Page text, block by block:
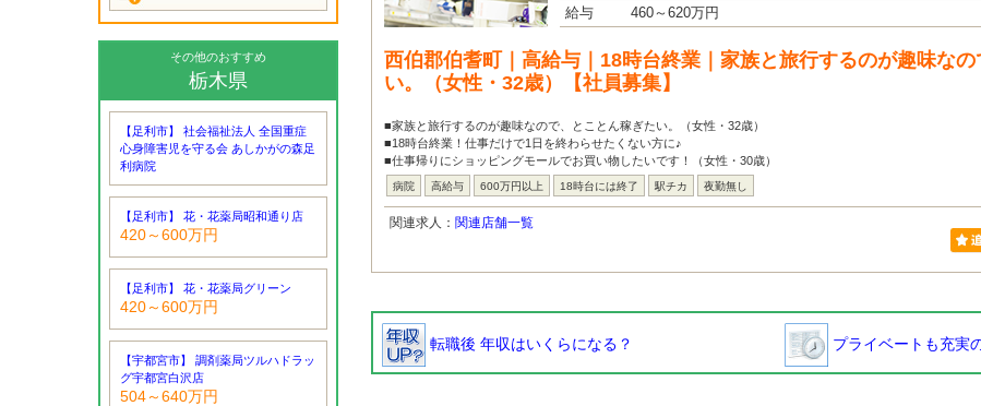
その他のおすすめ
栃木県
【足利市】 社会福祉法人 全国重症
心身障害児を守る会 あしかがの森足
利病院
【足利市】 花・花薬局昭和通り店
420～600万円
【足利市】 花・花薬局グリーン
420～600万円
【宇都宮市】 調剤薬局ツルハドラッ
グ宇都宮白沢店
504～640万円
給与
460～620万円
西伯郡伯耆町｜高給与｜18時台終業｜家族と旅行するのが趣味な
い。（女性・32歳）【社員募集】
■家族と旅行するのが趣味なので、とことん稼ぎたい。（女性・32歳）
■18時台終業！仕事だけで1日を終わらせたくない方に♪
■仕事帰りにショッピングモールでお買い物したいです！（女性・30歳）
病院 高給与 600万円以上 18時台には終了 駅チカ 夜勤無し
関連求人： 関連店舗一覧
転職後 年収はいくらになる？ プライベートも充実